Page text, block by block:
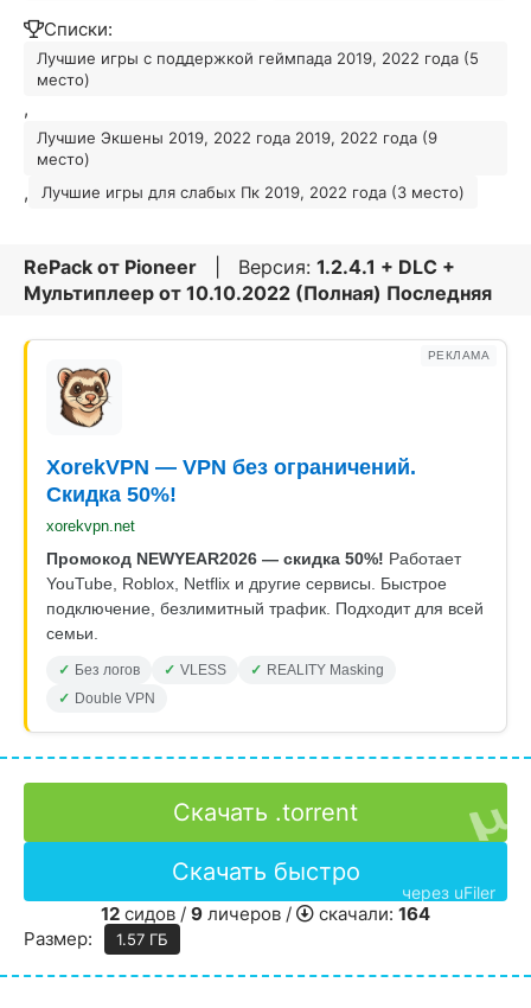
Списки:
Лучшие игры с поддержкой геймпада 2019, 2022 года (5
место)
,
Лучшие Экшены 2019, 2022 года 2019, 2022 года (9
место)
, Лучшие игры для слабых Пк 2019, 2022 года (3 место)
RePack от Pioneer | Версия: 1.2.4.1 + DLC +
Мультиплеер от 10.10.2022 (Полная) Последняя
РЕКЛАМА
XorekVPN — VPN без ограничений.
Скидка 50%!
xorekvpn.net
Промокод NEWYEAR2026 — скидка 50%! Работает
YouTube, Roblox, Netflix и другие сервисы. Быстрое
подключение, безлимитный трафик. Подходит для всей
семьи.
Без логов VLESS
REALITY Masking
Double VPN
Скачать .torrent
Скачать быстро
через uFiler
12 сидов / 9 личеров / скачали: 164
Размер:
1.57 ГБ